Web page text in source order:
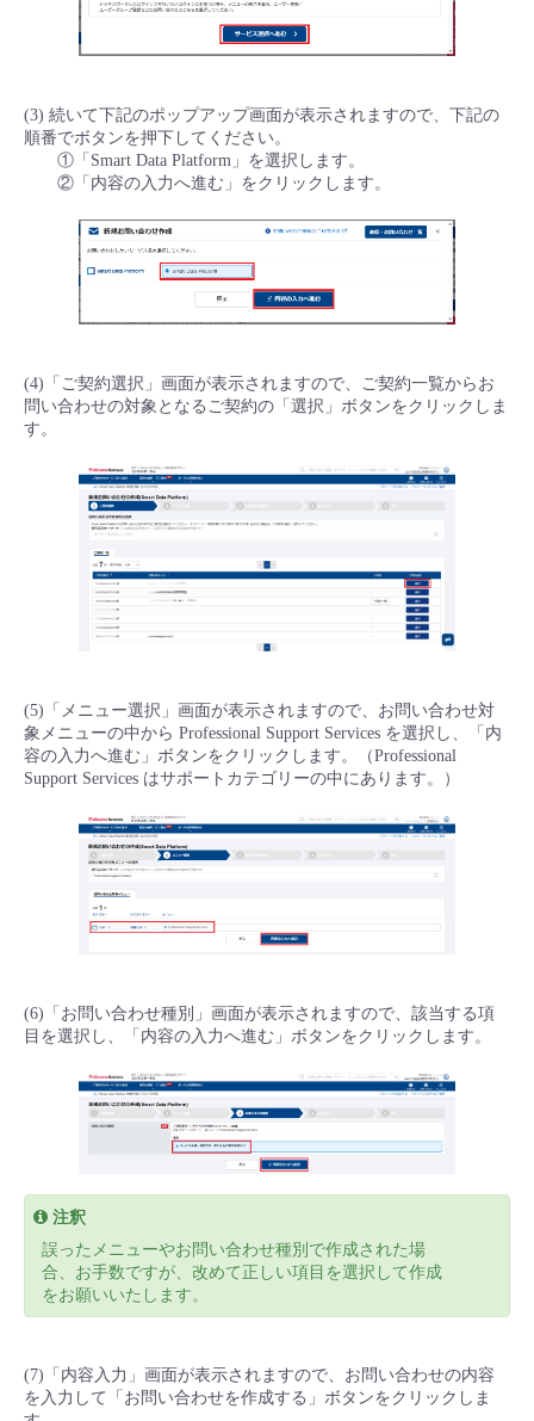
(3) 続いて下記のポップアップ画面が表示されますので、下記の
順番でボタンを押下してください。
①「Smart Data Platform」を選択します。
②「内容の入力へ進む」をクリックします。
(4)「ご契約選択」画面が表示されますので、ご契約一覧からお
問い合わせの対象となるご契約の「選択」ボタンをクリックしま
す。
(5)「メニュー選択」画面が表示されますので、お問い合わせ対
象メニューの中から Professional Support Services を選択し、「内
容の入力へ進む」ボタンをクリックします。（Professional
Support Services はサポートカテゴリーの中にあります。）
(6)「お問い合わせ種別」画面が表示されますので、該当する項
目を選択し、「内容の入力へ進む」ボタンをクリックします。
注釈
誤ったメニューやお問い合わせ種別で作成された場
合、お手数ですが、改めて正しい項目を選択して作成
をお願いいたします。
(7)「内容入力」画面が表示されますので、お問い合わせの内容
を入力して「お問い合わせを作成する」ボタンをクリックしま